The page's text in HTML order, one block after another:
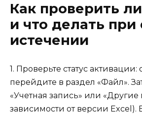
Как проверить
и что делать при
истечении
1. Проверьте статус активации:
перейдите в раздел «Файл».
«Учетная запись» или «Другие
зависимости от версии Excel).